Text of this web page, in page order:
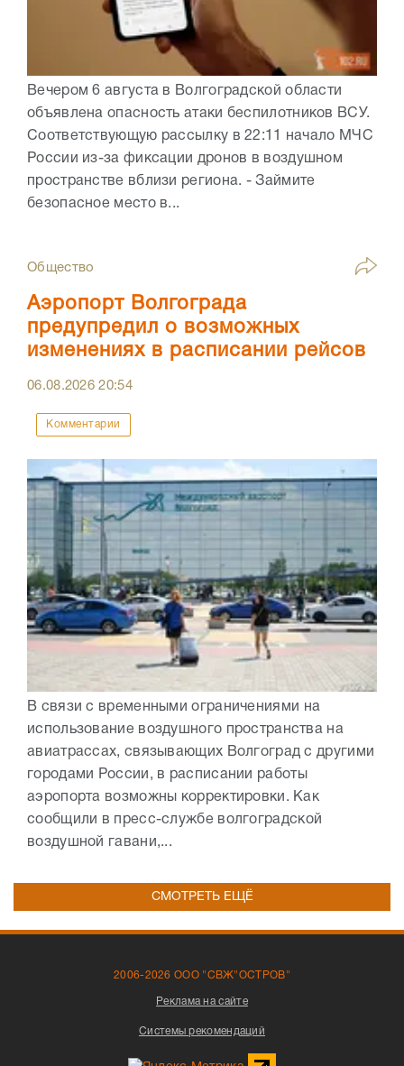
Вечером 6 августа в Волгоградской области
объявлена опасность атаки беспилотников ВСУ.
Соответствующую рассылку в 22:11 начало МЧС
России из-за фиксации дронов в воздушном
пространстве вблизи региона. - Займите
безопасное место в...
Общество
Аэропорт Волгограда
предупредил о возможных
изменениях в расписании рейсов
06.08.202620:54
Комментарии
В связи с временными ограничениями на
использование воздушного пространства на
авиатрассах, связывающих Волгоград с другими
городами России, в расписании работы
аэропорта возможны корректировки. Как
сообщили в пресс-службе волгоградской
воздушной гавани,...
СМОТРЕТЬ ЕЩЁ
2006-2026 ООО "СВЖ"ОСТРОВ"
Реклама на сайте
Системы рекомендаций